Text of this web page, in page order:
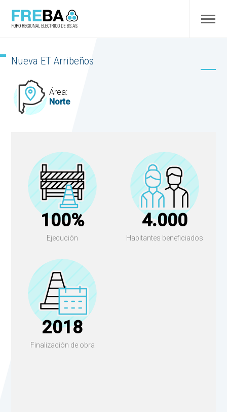
Nueva ET Arribeños
Área:
Norte
100%
Ejecución
4.000
Habitantes beneficiados
2018
Finalización de obra